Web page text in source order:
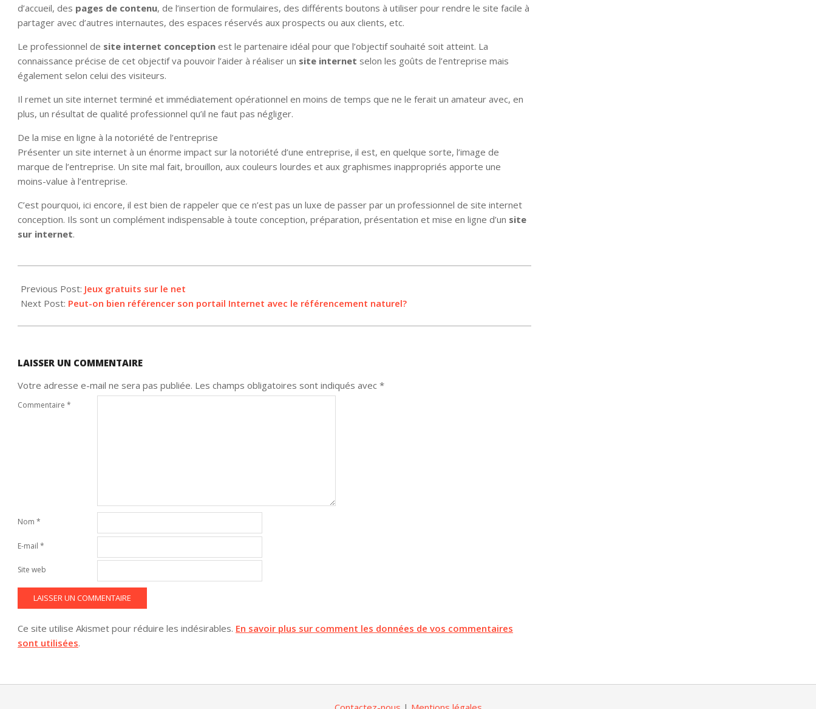
d’accueil, des pages de contenu, de l’insertion de formulaires, des différents boutons à utiliser pour rendre le site facile à
partager avec d’autres internautes, des espaces réservés aux prospects ou aux clients, etc.
Le professionnel de site internet conception est le partenaire idéal pour que l’objectif souhaité soit atteint. La
connaissance précise de cet objectif va pouvoir l’aider à réaliser un site internet selon les goûts de l’entreprise mais
également selon celui des visiteurs.
Il remet un site internet terminé et immédiatement opérationnel en moins de temps que ne le ferait un amateur avec, en
plus, un résultat de qualité professionnel qu’il ne faut pas négliger.
De la mise en ligne à la notoriété de l’entreprise
Présenter un site internet à un énorme impact sur la notoriété d’une entreprise, il est, en quelque sorte, l’image de
marque de l’entreprise. Un site mal fait, brouillon, aux couleurs lourdes et aux graphismes inappropriés apporte une
moins-value à l’entreprise.
C’est pourquoi, ici encore, il est bien de rappeler que ce n’est pas un luxe de passer par un professionnel de site internet
conception. Ils sont un complément indispensable à toute conception, préparation, présentation et mise en ligne d’un site
sur internet.
05-
03
Previous Post: Jeux gratuits sur le net
Next Post: Peut-on bien référencer son portail Internet avec le référencement naturel?
LAISSER UN COMMENTAIRE
Votre adresse e-mail ne sera pas publiée. Les champs obligatoires sont indiqués avec *
Commentaire *
Nom *
E-mail *
Site web
Ce site utilise Akismet pour réduire les indésirables. En savoir plus sur comment les données de vos commentaires
sont utilisées.